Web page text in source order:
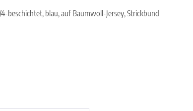
beschichtet, blau, auf Baumwoll-Jersey, Strickbund